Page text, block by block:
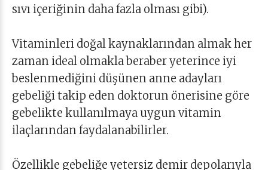
sıvı içeriğinin daha fazla olması gibi).
Vitaminleri doğal kaynaklarından almak her
zaman ideal olmakla beraber yeterince iyi
beslenmediğini düşünen anne adayları
gebeliği takip eden doktorun önerisine göre
gebelikte kullanılmaya uygun vitamin
ilaçlarından faydalanabilirler.
Özellikle gebeliğe yetersiz demir depolarıyla